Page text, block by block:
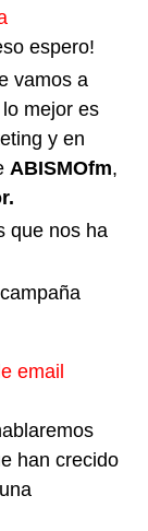
espero!
vamos a
mejor es
y en
ABISMOfm,
que nos ha
email
han crecido